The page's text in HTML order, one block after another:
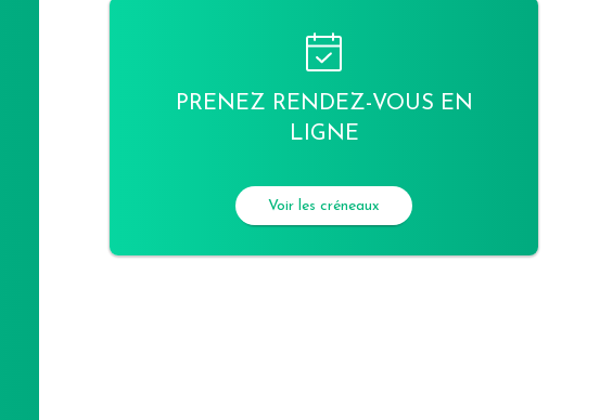
PRENEZ RENDEZ-VOUS EN
LIGNE
Voir les créneaux